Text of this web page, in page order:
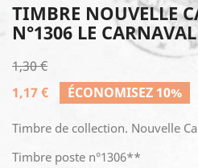
TIMBRE NOUVELLE
N°1306 LE
1,30 €
1,17 €
ÉCONOMISEZ 10%
Timbre de collection. Nouvelle
Timbre poste n°1306**